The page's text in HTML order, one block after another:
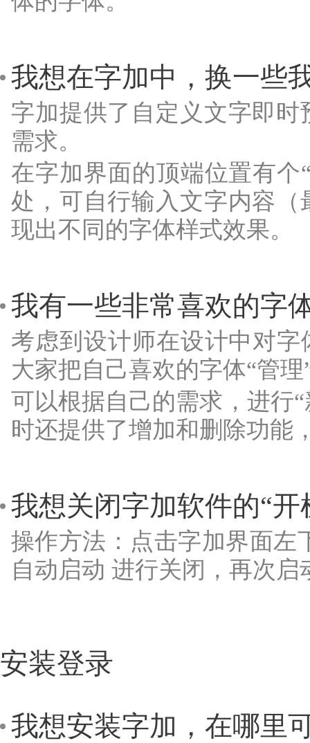
我想在字加中，换一些
字加提供了自定义文字即
需求。
在字加界面的顶端位置有
处，可自行输入文字内容
现出不同的字体样式效果。
我有一些非常喜欢的字
考虑到设计师在设计中对
大家把自己喜欢的字体“管
可以根据自己的需求，进行
时还提供了增加和删除功能
我想关闭字加软件的“
操作方法：点击字加界面左
自动启动 进行关闭，再次
安装登录
我想安装字加，在哪里